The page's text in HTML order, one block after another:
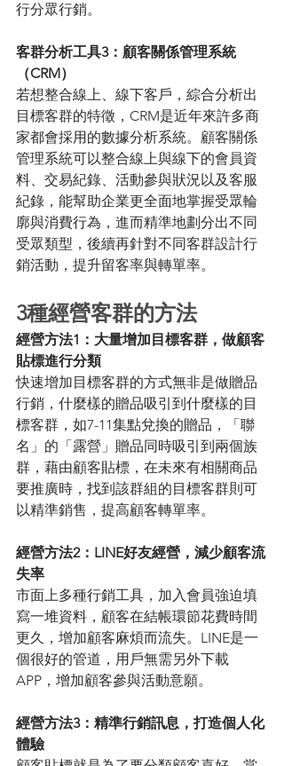
行分眾行銷。
客群分析工具3：顧客關係管理系統
（CRM）
若想整合線上、線下客戶，綜合分析出
目標客群的特徵，CRM是近年來許多商
家都會採用的數據分析系統。顧客關係
管理系統可以整合線上與線下的會員資
料、交易紀錄、活動參與狀況以及客服
紀錄，能幫助企業更全面地掌握受眾輪
廓與消費行為，進而精準地劃分出不同
受眾類型，後續再針對不同客群設計行
銷活動，提升留客率與轉單率。
3種經營客群的方法
經營方法1：大量增加目標客群，做顧客
貼標進行分類
快速增加目標客群的方式無非是做贈品
行銷，什麼樣的贈品吸引到什麼樣的目
標客群，如7-11集點兌換的贈品，「聯
名」的「露營」贈品同時吸引到兩個族
群，藉由顧客貼標，在未來有相關商品
要推廣時，找到該群組的目標客群則可
以精準銷售，提高顧客轉單率。
經營方法2：LINE好友經營，減少顧客流
失率
市面上多種行銷工具，加入會員強迫填
寫一堆資料，顧客在結帳環節花費時間
更久，增加顧客麻煩而流失。LINE是一
個很好的管道，用戶無需另外下載
APP，增加顧客參與活動意願。
經營方法3：精準行銷訊息，打造個人化
體驗